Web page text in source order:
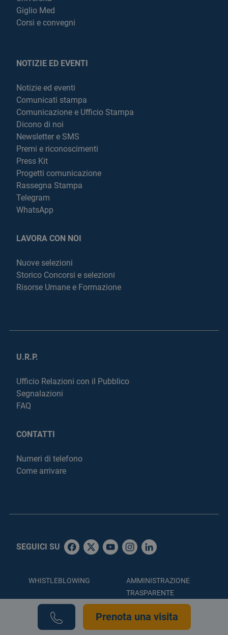
Giglio Med
Corsi e convegni
NOTIZIE ED EVENTI
Notizie ed eventi
Comunicati stampa
Comunicazione e Ufficio Stampa
Dicono di noi
Newsletter e SMS
Premi e riconoscimenti
Press Kit
Progetti comunicazione
Rassegna Stampa
Telegram
WhatsApp
LAVORA CON NOI
Nuove selezioni
Storico Concorsi e selezioni
Risorse Umane e Formazione
U.R.P.
Ufficio Relazioni con il Pubblico
Segnalazioni
FAQ
CONTATTI
Numeri di telefono
Come arrivare
SEGUICI SU
WHISTLEBLOWING
AMMINISTRAZIONE
TRASPARENTE
ACCESSIBILITÀ
COOKIE POLICY
Prenota una visita